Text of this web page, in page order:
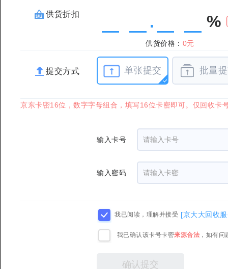
供货折扣 . %
供货价格： 0元
提交方式 单张提交 批量
京东卡密16位，数字字母组合，填写16位卡密即可。仅回收
输入卡号
输入密码
我已阅读，理解并接受 [京大大回收
我已确认该卡号卡密来源合法 ，如有